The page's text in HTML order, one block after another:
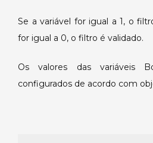
Se a variável for igual a 1, o
for igual a 0, o filtro é validado.
Os valores das variáveis
configurados de acordo com